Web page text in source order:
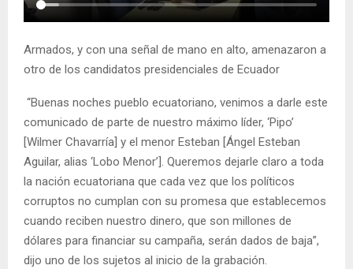
Armados, y con una señal de mano en alto, amenazaron a
otro de los candidatos presidenciales de Ecuador
“Buenas noches pueblo ecuatoriano, venimos a darle este
comunicado de parte de nuestro máximo líder, ‘Pipo’
[Wilmer Chavarría] y el menor Esteban [Ángel Esteban
Aguilar, alias ‘Lobo Menor’]. Queremos dejarle claro a toda
la nación ecuatoriana que cada vez que los políticos
corruptos no cumplan con su promesa que establecemos
cuando reciben nuestro dinero, que son millones de
dólares para financiar su campaña, serán dados de baja”,
dijo uno de los sujetos al inicio de la grabación.